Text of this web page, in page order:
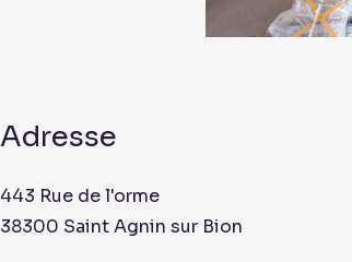
Adresse
443 Rue de l'orme
38300 Saint Agnin sur Bion